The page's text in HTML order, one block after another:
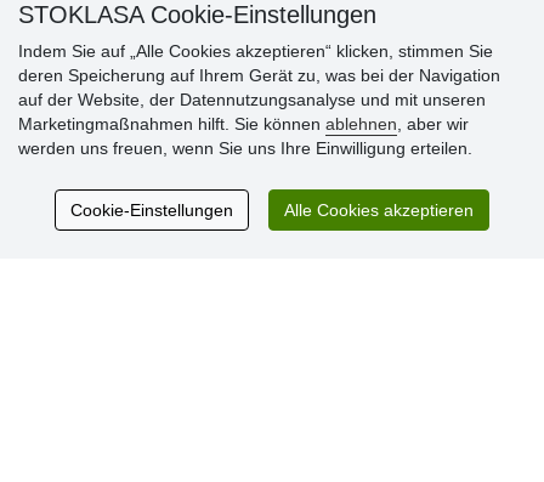
Kundenbewertung
Sehr schöne Ware zu günstigen Preisen. Sehr
STOKLASA Cookie-Einstellungen
Indem Sie auf „Alle Cookies akzeptieren“ klicken, stimmen Sie
deren Speicherung auf Ihrem Gerät zu, was bei der Navigation
auf der Website, der Datennutzungsanalyse und mit unseren
Marketingmaßnahmen hilft. Sie können ablehnen , aber wir
werden uns freuen, wenn Sie uns Ihre Einwilligung erteilen.
Cookie-Einstellungen Alle Cookies akzeptieren